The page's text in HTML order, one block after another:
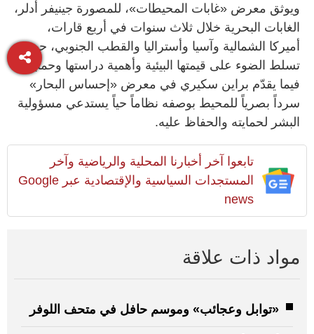
ويوثق معرض «غابات المحيطات»، للمصورة جينيفر أدلر،
الغابات البحرية خلال ثلاث سنوات في أربع قارات،
أميركا الشمالية وآسيا وأستراليا والقطب الجنوبي، حيث
تسلط الضوء على قيمتها البيئية وأهمية دراستها وحمايتها،
فيما يقدّم براين سكيري في معرض «إحساس البحار»
سرداً بصرياً للمحيط بوصفه نظاماً حياً يستدعي مسؤولية
البشر لحمايته والحفاظ عليه.
تابعوا آخر أخبارنا المحلية والرياضية وآخر
المستجدات السياسية والإقتصادية عبر Google
news
مواد ذات علاقة
«توابل وعجائب» وموسم حافل في متحف اللوفر